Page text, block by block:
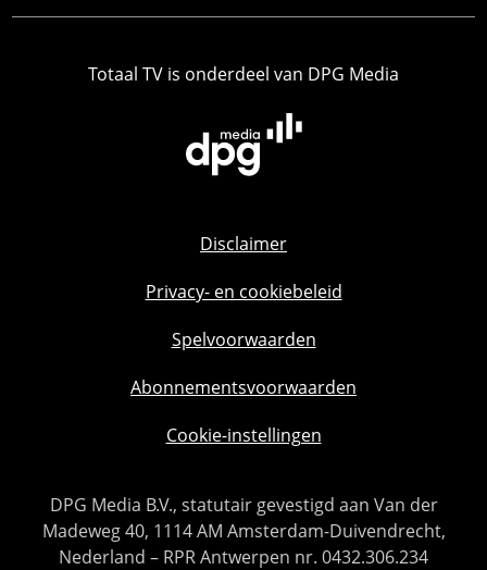
Totaal TV is onderdeel van DPG Media
Disclaimer
Privacy- en cookiebeleid
Spelvoorwaarden
Abonnementsvoorwaarden
Cookie-instellingen
DPG Media B.V., statutair gevestigd aan Van der
Madeweg 40, 1114 AM Amsterdam-Duivendrecht,
Nederland – RPR Antwerpen nr. 0432.306.234